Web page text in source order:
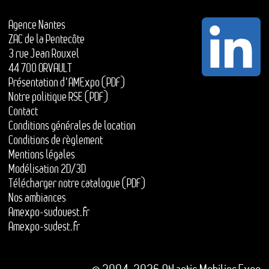
Agence Nantes
ZAC de la Pentecôte
3 rue Jean Rouxel
44 700 ORVAULT
Présentation d'AMExpo (PDF)
Notre politique RSE (PDF)
Contact
Conditions générales de location
Conditions de règlement
Mentions légales
Modélisation 2D/3D
Télécharger notre catalogue (PDF)
Nos ambiances
Amexpo-sudouest.fr
Amexpo-sudest.fr